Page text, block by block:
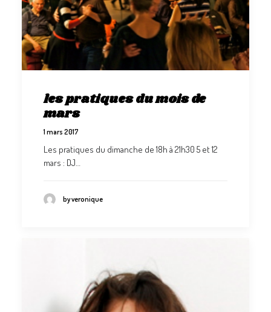
les pratiques du mois de
mars
1 mars 2017
Les pratiques du dimanche de 18h à 21h30 5 et 12
mars : DJ…
by veronique